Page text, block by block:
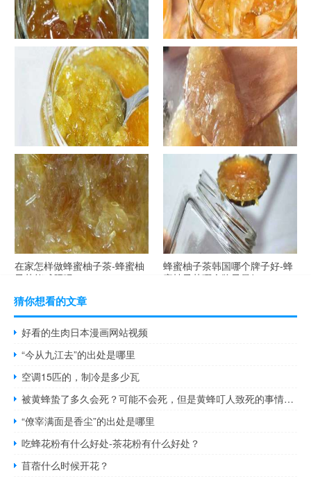
罐装蜂蜜柚子茶胖吗-蜂蜜柚子
茶喝了会发胖吗？
在家怎样做蜂蜜柚子茶-喝蜂蜜
柚子茶有哪些禁忌？
自制蜂蜜柚子茶-蜂蜜柚子茶最
容易做什么？
在家怎样做蜂蜜柚子茶-蜂蜜柚
子茶可以解酒吗？
在家怎样做蜂蜜柚子茶-蜂蜜柚
子茶能减肥吗？
蜂蜜柚子茶韩国哪个牌子好-蜂
蜜柚子茶哪个牌子最好？
猜你想看的文章
好看的生肉日本漫画网站视频
“今从九江去”的出处是哪里
空调15匹的，制冷是多少瓦
被黄蜂蛰了多久会死？可能不会死，但是黄蜂叮人致死的事情经常发生！
“僚宰满面是香尘”的出处是哪里
吃蜂花粉有什么好处-茶花粉有什么好处？
苜蓿什么时候开花？